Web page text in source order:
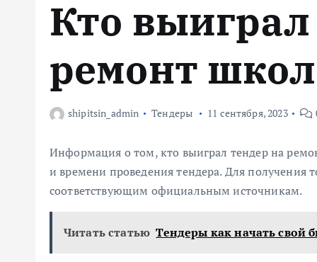
Кто
ремонт школ
shipitsin_admin Тендеры 11 сентября, 2023
Информация о том, кто выиграл тендер на
и времени проведения тендера. Для получения
соответствующим официальным источникам.
Читать статью Тендеры как начать свой